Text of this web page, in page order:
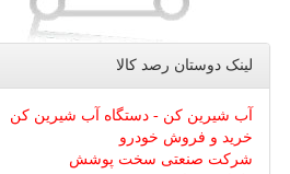
لینک دوستان رصد كالا
آب شیرین کن - دستگاه آب شیرین کن
خرید و فروش خودرو
شرکت صنعتی سخت پوشش